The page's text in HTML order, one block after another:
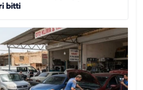
bitti